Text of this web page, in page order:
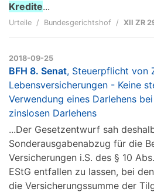
Kredite...
Urteile Bundesgerichtshof XII ZR
2018-09-25
BFH 8. Senat, Steuerpflicht von
Lebensversicherungen - Keine
Verwendung eines Darlehens
zinslosen Darlehens
...Der Gesetzentwurf sah
Sonderausgabenabzug für die
Versicherungen i.S. des § 10
EStG entfallen zu lassen, bei
die Versicherungssumme der